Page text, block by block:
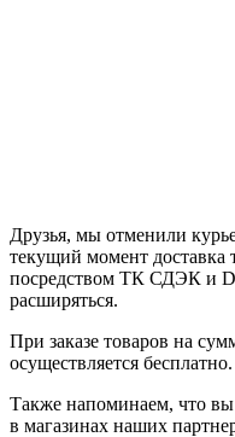
Друзья, мы отменили
текущий момент доставка
посредством ТК СДЭК и
расширяться.
При заказе товаров на
осуществляется бесплатно.
Также напоминаем, что
в магазинах наших